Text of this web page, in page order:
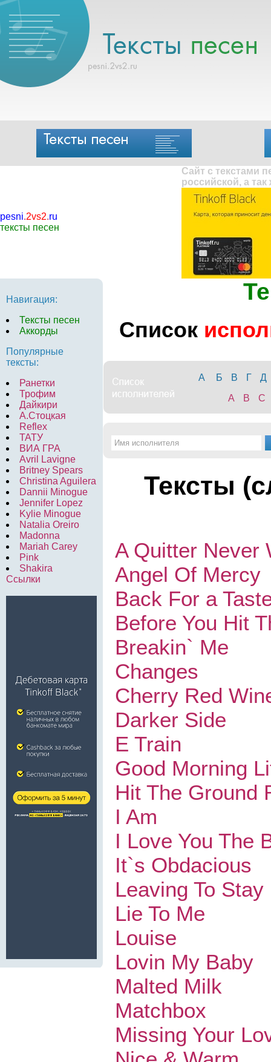
pesni.2vs2.ru
тексты песен
Сайт с текстами
российской, а
Навигация:
Тексты песен
Аккорды
Популярные
тексты:
Ранетки
Трофим
Дайкири
А.Стоцкая
Reflex
ТАТУ
ВИА ГРА
Avril Lavigne
Britney Spears
Christina Aguilera
Dannii Minogue
Jennifer Lopez
Kylie Minogue
Natalia Oreiro
Madonna
Mariah Carey
Pink
Shakira
Ссылки
Список
А Б В Г
Д
A
B C
Тексты
A Quitter Never
Angel Of Mercy
Back For a
Before You Hit
Breakin` Me
Changes
Cherry Red
Darker Side
E Train
Good Morning
Hit The Ground
I Am
I Love You The
It`s Obdacious
Leaving To Stay
Lie To Me
Louise
Lovin My Baby
Malted Milk
Matchbox
Missing Your